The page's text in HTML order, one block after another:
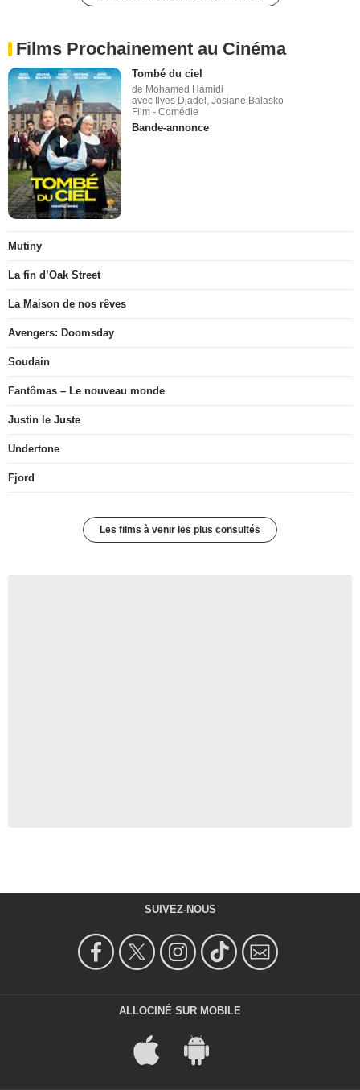
Films Prochainement au Cinéma
Tombé du ciel
de Mohamed Hamidi
avec Ilyes Djadel, Josiane Balasko
Film - Comédie
Bande-annonce
Mutiny
La fin d’Oak Street
La Maison de nos rêves
Avengers: Doomsday
Soudain
Fantômas – Le nouveau monde
Justin le Juste
Undertone
Fjord
Les films à venir les plus consultés
SUIVEZ-NOUS
ALLOCINÉ SUR MOBILE